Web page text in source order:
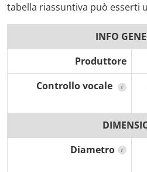
tabella riassuntiva può esserti
INFO
Produttore
Controllo vocale
i
Diametro
i